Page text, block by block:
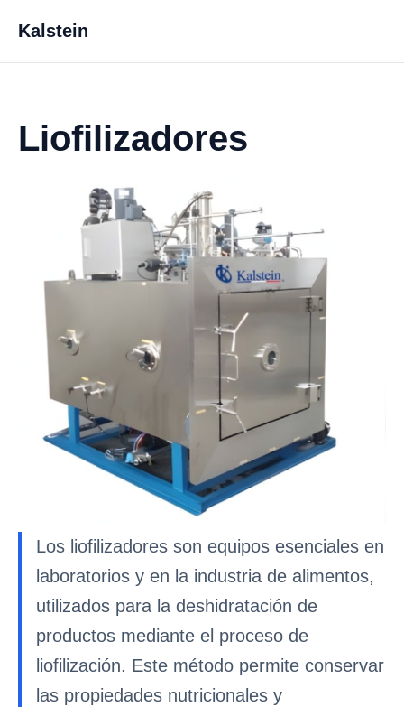
Kalstein
Liofilizadores
Los liofilizadores son equipos esenciales en
laboratorios y en la industria de alimentos,
utilizados para la deshidratación de
productos mediante el proceso de
liofilización. Este método permite conservar
las propiedades nutricionales y